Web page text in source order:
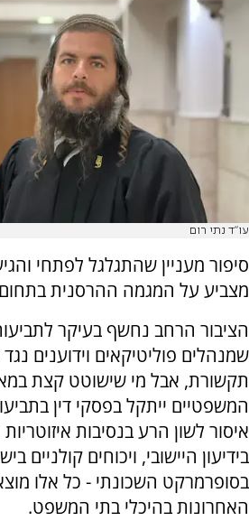
עו"ד נתי רום
סיפור מעניין שהתגלגל לפתחי
מצביע על המגמה ההרסנית
הציבור הרחב נחשף בעיקר
שמנהלים פוליטיקאים וידוענים נגד
תקשורת, אבל מי שישוטט קצת
המשפטיים ייתקל בפסקי דין
איסור לשון הרע בנסיבות איזוטריות
בידיעון היישובי, ויכוחים קולניים
בסופרמרקט השכונתי - כל אלו
האחרונות בהיכלי בתי המשפט.